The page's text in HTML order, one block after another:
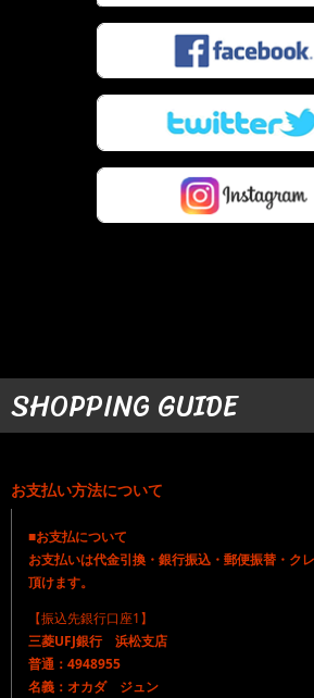
SHOPPING GUIDE
お支払い方法について
■お支払について
お支払いは代金引換・銀行振込・郵便振替・ク
頂けます。
【振込先銀行口座1】
三菱UFJ銀行 浜松支店
普通：4948955
名義：オカダ ジュン